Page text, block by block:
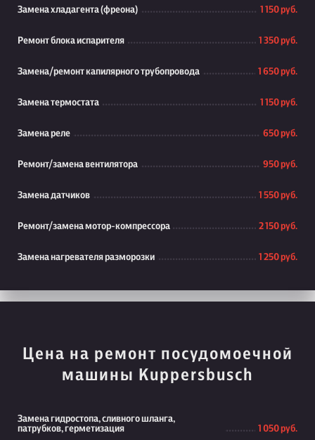
Замена хладагента (фреона) 1 150 руб.
Ремонт блока испарителя 1 350 руб.
Замена/ремонт капилярного трубопровода 1 650 руб.
Замена термостата 1 150 руб.
Замена реле 650 руб.
Ремонт/замена вентилятора 950 руб.
Замена датчиков 1 550 руб.
Ремонт/замена мотор-компрессора 2 150 руб.
Замена нагревателя разморозки 1 250 руб.
Цена на ремонт посудомоечной
машины Kuppersbusch
Замена гидростопа, сливного шланга,
патрубков, герметизация
1 050 руб.